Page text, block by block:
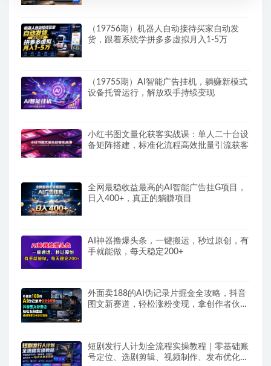
（19756期）机器人自动接待买家自动发
货，跟着系统学拼多多虚拟月入1-5万
（19755期）AI智能广告挂机，躺赚新模式
设备托管运行，解放双手持续变现
小红书图文量化获客实战课：单人二十台设
备矩阵搭建，标准化流程高效批量引流获客
全网最稳收益最高的AI智能广告挂G项目，
日入400+，真正的躺賺项目
AI神器撸爆头条，一键搬运，秒过原创，有
手就能做，每天稳定200+
外面卖188的AI伪记录片掘金全攻略，抖音
图文新赛道，轻松涨粉变现，拿创作者伙伴
短剧发行人计划全流程实操教程｜零基础账
号定位、选剧剪辑、视频制作、发布优化一